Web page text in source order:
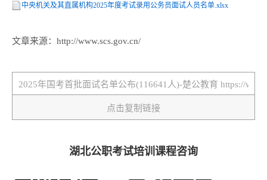
中央机关及其直属机构2025年度考试录用公务员面试人员名单.xlsx
文章来源：http://www.scs.gov.cn/
点击复制链接
湖北公职考试培训课程咨询